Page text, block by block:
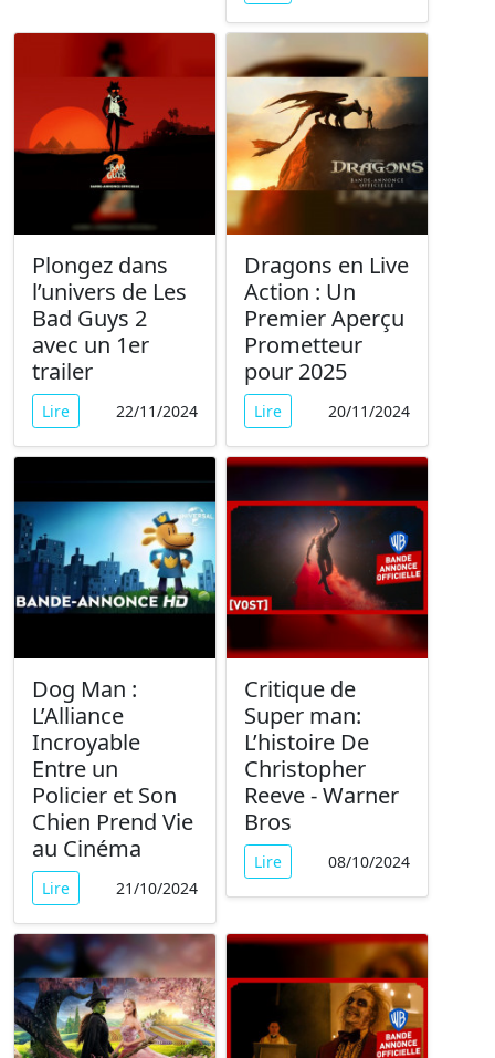
Plongez dans
l’univers de Les
Bad Guys 2
avec un 1er
trailer
Lire 22/11/2024
Dragons en Live
Action : Un
Premier Aperçu
Prometteur
pour 2025
Lire 20/11/2024
Dog Man :
L’Alliance
Incroyable
Entre un
Policier et Son
Chien Prend Vie
au Cinéma
Lire 21/10/2024
Critique de
Super man:
L’histoire De
Christopher
Reeve - Warner
Bros
Lire 08/10/2024